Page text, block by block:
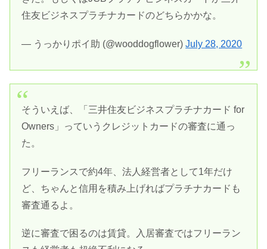
住友ビジネスプラチナカードのどちらかかな。
— うっかりポイ助 (@wooddogflower)July 28, 2020
そういえば、「三井住友ビジネスプラチナカード for
Owners」っていうクレジットカードの審査に通っ
た。
フリーランスで約4年、法人経営者として1年だけ
ど、ちゃんと信用を積み上げればプラチナカードも
審査通るよ。
逆に審査で困るのは賃貸。入居審査ではフリーラン